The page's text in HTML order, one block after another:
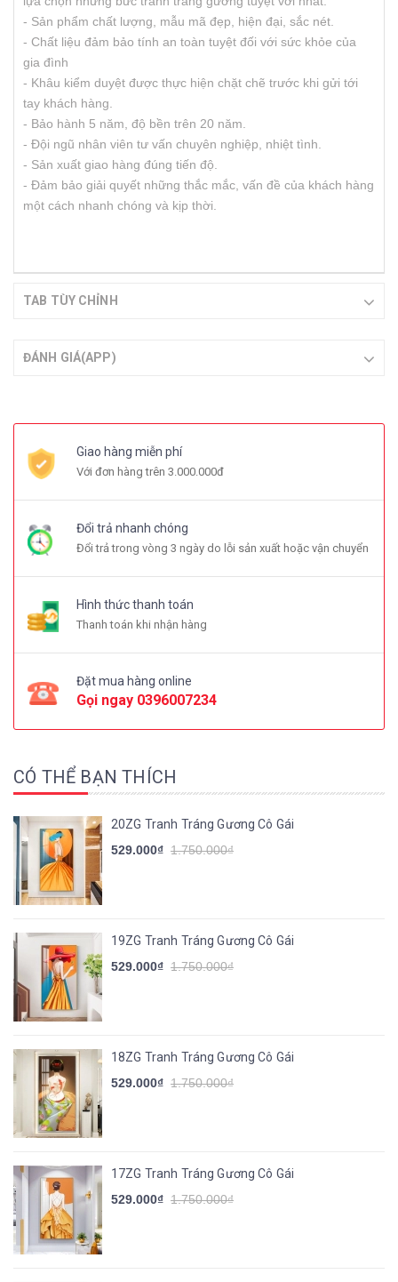
- Sản phẩm chất lượng, mẫu mã đẹp, hiện đại, sắc nét.
- Chất liệu đảm bảo tính an toàn tuyệt đối với sức khỏe của
gia đình
- Khâu kiểm duyệt được thực hiện chặt chẽ trước khi gửi tới
tay khách hàng.
- Bảo hành 5 năm, độ bền trên 20 năm.
- Đội ngũ nhân viên tư vấn chuyên nghiệp, nhiệt tình.
- Sản xuất giao hàng đúng tiến độ.
- Đảm bảo giải quyết những thắc mắc, vấn đề của khách hàng
một cách nhanh chóng và kịp thời.
TAB TÙY CHỈNH
ĐÁNH GIÁ(APP)
Giao hàng miễn phí
Với đơn hàng trên 3.000.000đ
Đổi trả nhanh chóng
Đổi trả trong vòng 3 ngày do lỗi sản xuất hoặc vận chuyển
Hình thức thanh toán
Thanh toán khi nhận hàng
Đặt mua hàng online
Gọi ngay 0396007234
CÓ THỂ BẠN THÍCH
20ZG Tranh Tráng Gương Cô Gái
529.000₫ 1.750.000₫
19ZG Tranh Tráng Gương Cô Gái
529.000₫ 1.750.000₫
18ZG Tranh Tráng Gương Cô Gái
529.000₫ 1.750.000₫
17ZG Tranh Tráng Gương Cô Gái
529.000₫ 1.750.000₫